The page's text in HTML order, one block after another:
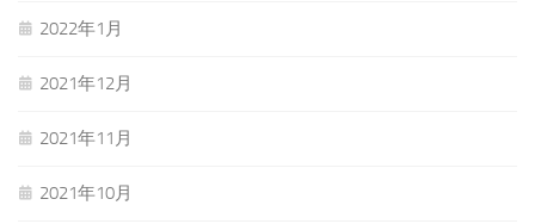
2022年1月
2021年12月
2021年11月
2021年10月